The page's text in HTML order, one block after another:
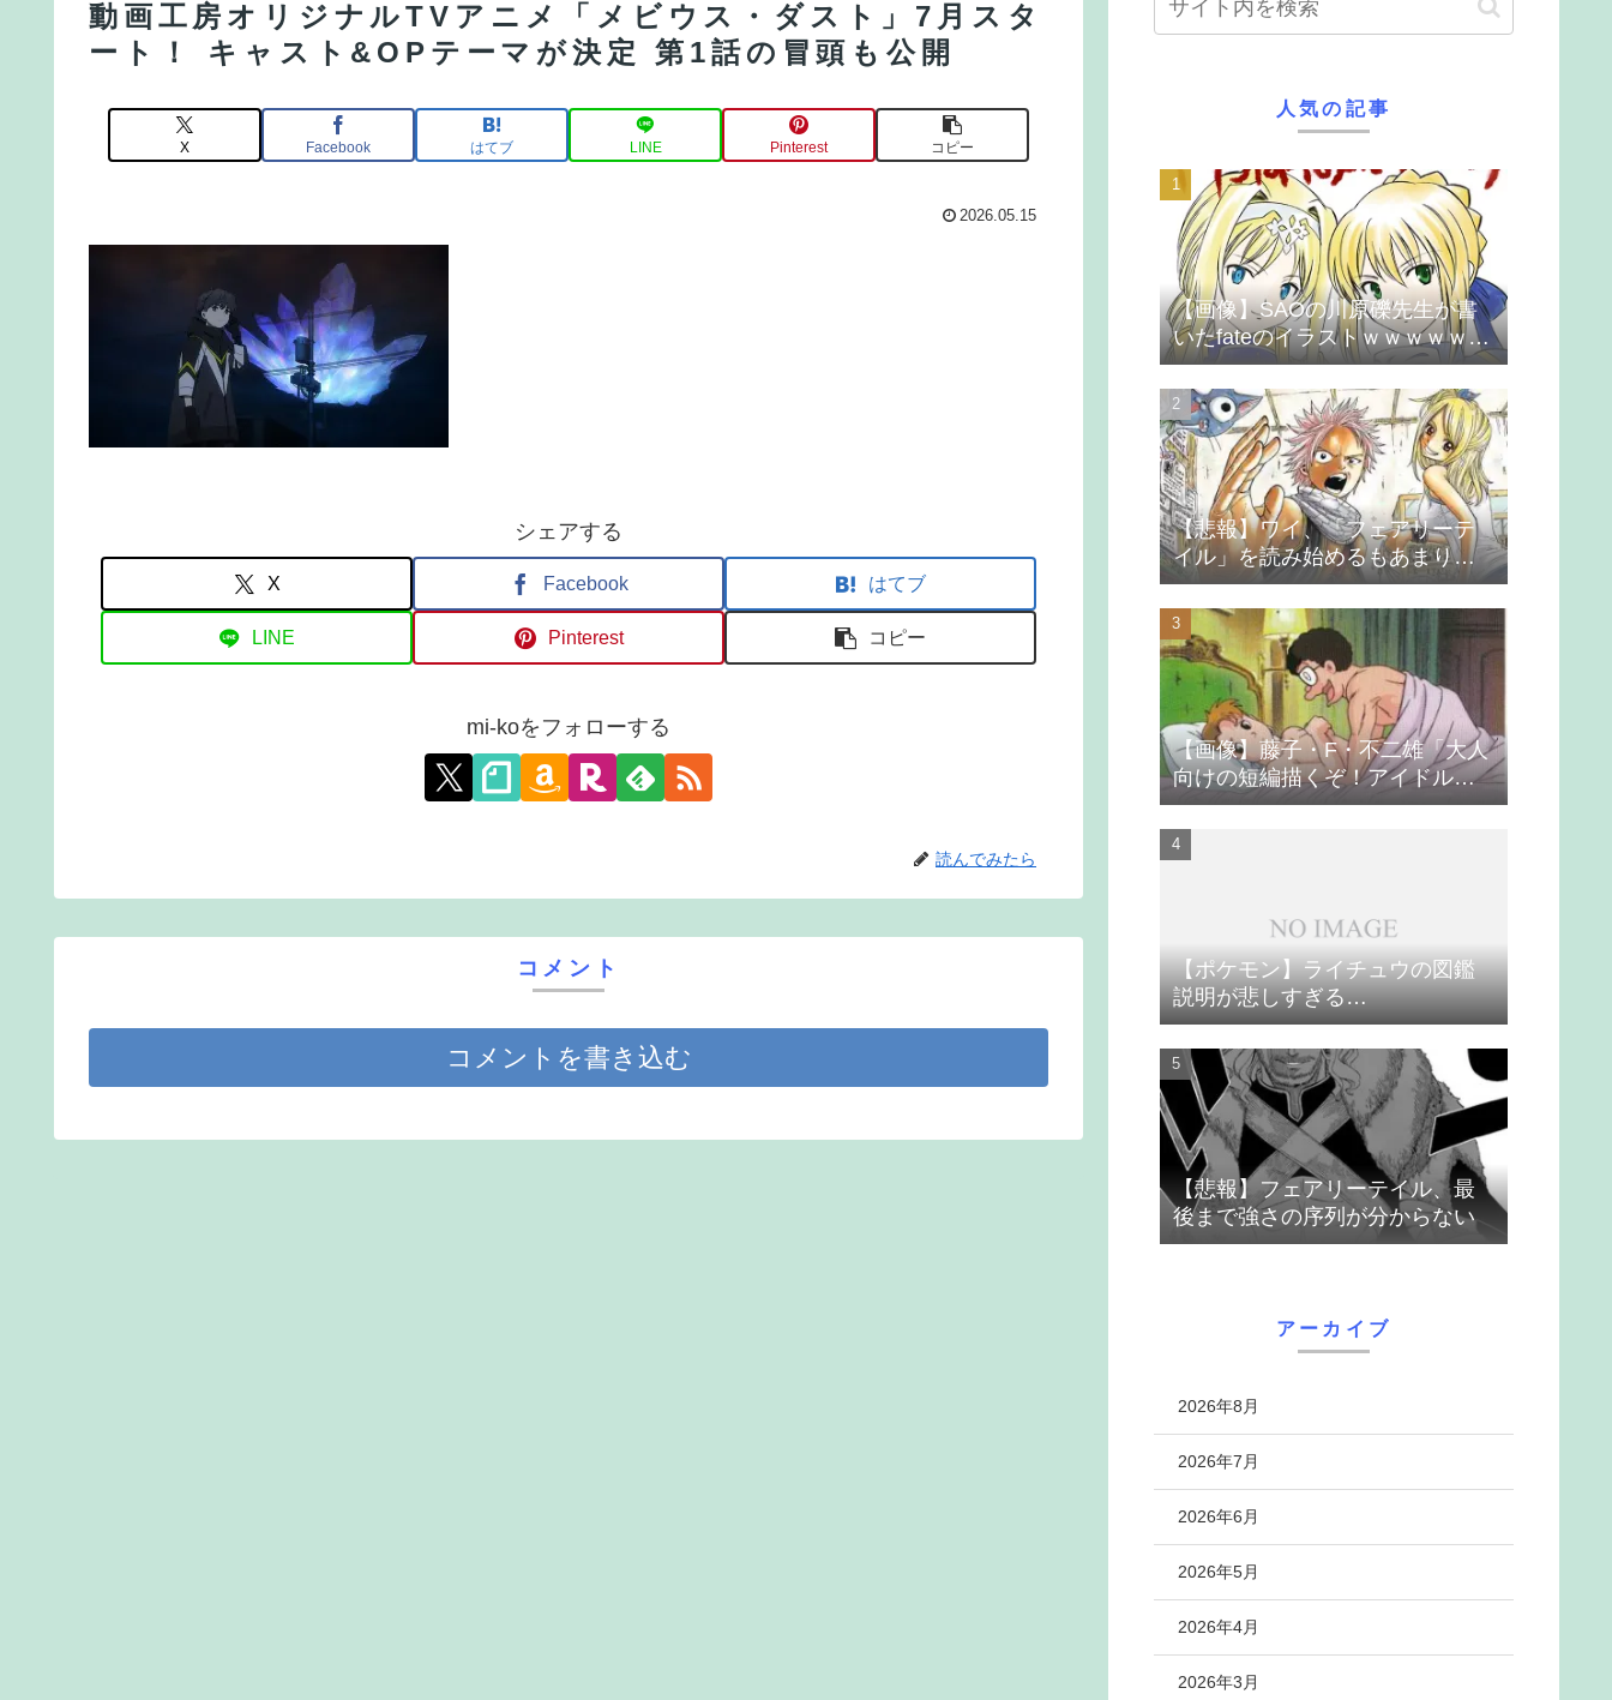
動画工房オリジナルTVアニメ「メビウス・ダスト」7月スタ
ート！ キャスト&OPテーマが決定 第1話の冒頭も公開
X Facebook はてブ LINE Pinterest コピー
2026.05.15
シェアする
X Facebook はてブ
LINE Pinterest コピー
mi-koをフォローする
読んでみたら
コメント
コメントを書き込む
人気の記事
【画像】SAOの川原礫先生が書
いたfateのイラストｗｗｗｗｗｗ
ｗｗｗ
【悲報】ワイ、「フェアリーテ
イル」を読み始めるもあまりの
つまらなさに挫折する
【画像】藤子・F・不二雄「大人
向けの短編描くぞ！アイドルが
無理やり抱かれるシーン入れ
よ」
【ポケモン】ライチュウの図鑑
説明が悲しすぎる…
【悲報】フェアリーテイル、最
後まで強さの序列が分からない
アーカイブ
2026年8月
2026年7月
2026年6月
2026年5月
2026年4月
2026年3月